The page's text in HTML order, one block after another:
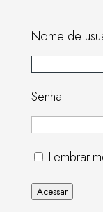
Nome de
Senha
Lembrar-
Acessar